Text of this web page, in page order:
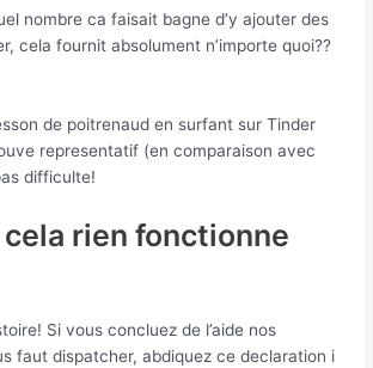
nombre ca faisait bagne d’y ajouter des
cela fournit absolument n’importe quoi??
de poitrenaud en surfant sur Tinder
representatif (en comparaison avec
difficulte!
cela rien fonctionne
Si vous concluez de l’aide nos
faut dispatcher, abdiquez ce declaration i